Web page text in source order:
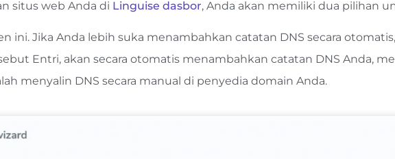
situs web Anda di Linguise dasbor, Anda akan memiliki dua pilihan
ini. Jika Anda lebih suka menambahkan catatan DNS secara
Entri, akan secara otomatis menambahkan catatan DNS Anda,
menyalin DNS secara manual di penyedia domain Anda.